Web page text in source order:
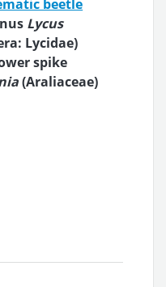
beetle
Lycus
Lycidae)
spike
(Araliaceae)